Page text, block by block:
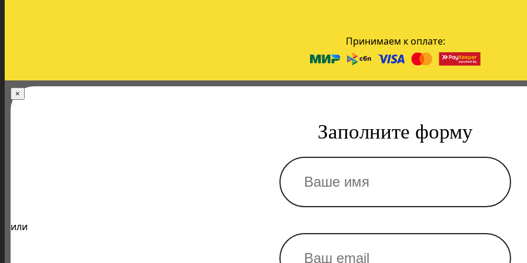
Принимаем к оплате:
×
Заполните форму
или